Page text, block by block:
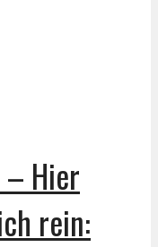
Hier
rein: